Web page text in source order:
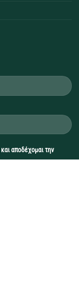
και αποδέχομαι την